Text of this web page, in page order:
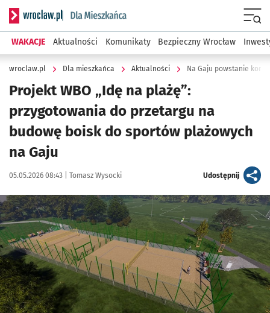
Serwis informacyjny wroclaw.pl podserwis: Dla mieszkańca
WAKACJE Aktualności Komunikaty Bezpieczny Wrocław
wroclaw.pl Dla mieszkańca Aktualności Na Gaju powstanie
Projekt WBO „Idę na plażę”:
przygotowania do przetargu na
budowę boisk do sportów plażowych
na Gaju
Data publikacji:
05.05.2026 08:43 | Autor:
Tomasz Wysocki Udostępnijartykuł
Kliknij, aby powiększyć